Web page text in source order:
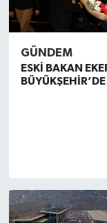
GÜNDEM
ESKİ BAKAN
BÜYÜKŞEHİR’DE